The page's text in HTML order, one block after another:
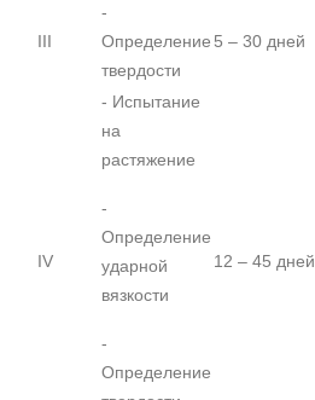
III
-
Определение
твердости
5 – 30 дней
IV
- Испытание
на
растяжение
-
Определение
ударной
вязкости
-
Определение
12 – 45 дней